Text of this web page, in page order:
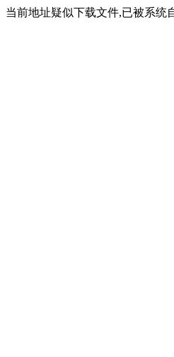
当前地址疑似下载文件,已被系统